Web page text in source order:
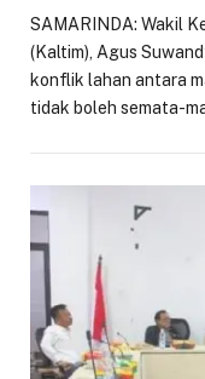
SAMARINDA: Wakil
(Kaltim), Agus
konflik lahan antara
tidak boleh semata-